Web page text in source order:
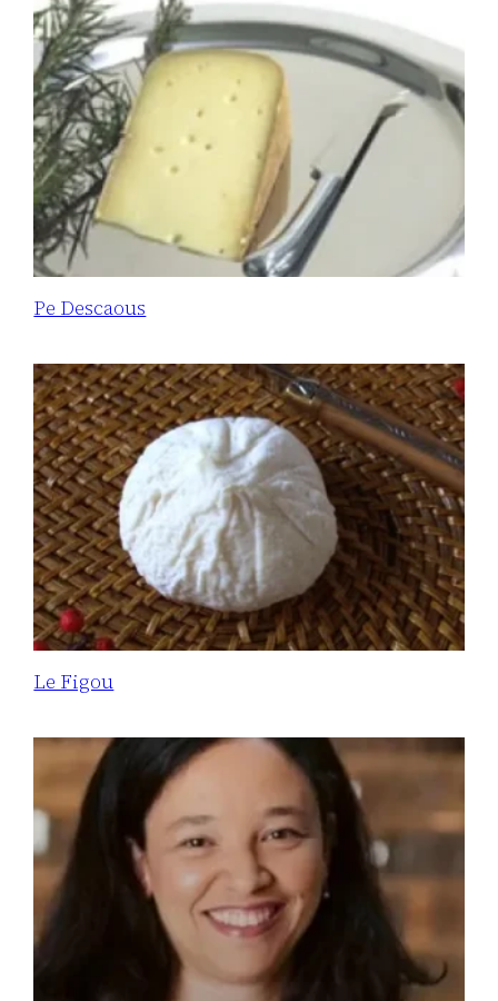
Pe Descaous
Le Figou